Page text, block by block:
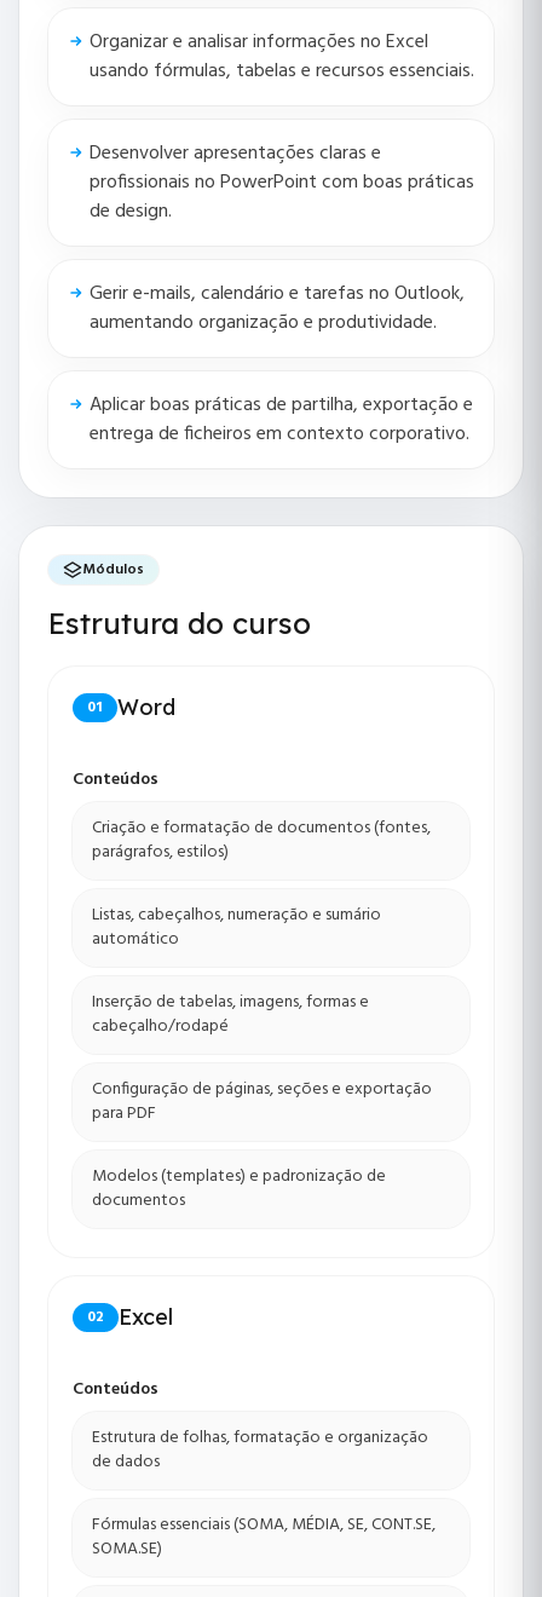
Organizar e analisar informações no Excel
usando fórmulas, tabelas e recursos essenciais.
Desenvolver apresentações claras e
profissionais no PowerPoint com boas práticas
de design.
Gerir e-mails, calendário e tarefas no Outlook,
aumentando organização e produtividade.
Aplicar boas práticas de partilha, exportação e
entrega de ficheiros em contexto corporativo.
Módulos
Estrutura do curso
01 Word
Conteúdos
Criação e formatação de documentos (fontes,
parágrafos, estilos)
Listas, cabeçalhos, numeração e sumário
automático
Inserção de tabelas, imagens, formas e
cabeçalho/rodapé
Configuração de páginas, seções e exportação
para PDF
Modelos (templates) e padronização de
documentos
02 Excel
Conteúdos
Estrutura de folhas, formatação e organização
de dados
Fórmulas essenciais (SOMA, MÉDIA, SE, CONT.SE,
SOMA.SE)